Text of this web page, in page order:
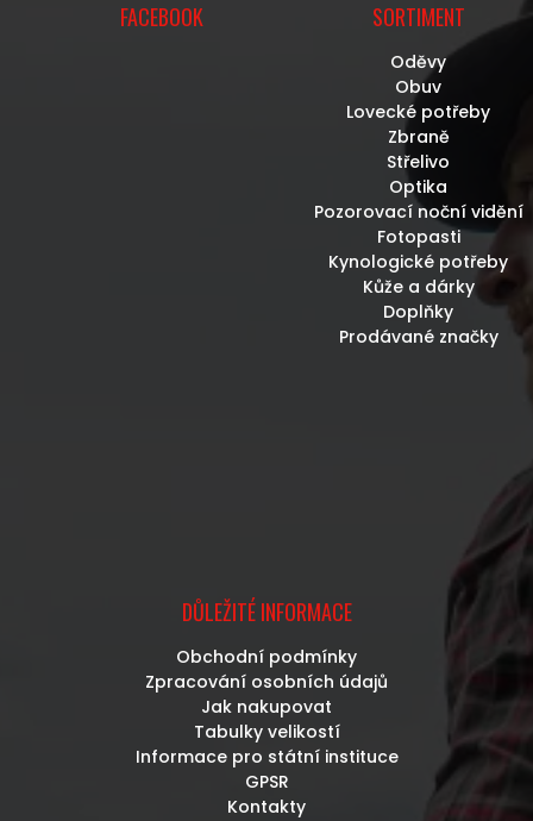
FACEBOOK SORTIMENT
Oděvy
Obuv
Lovecké potřeby
Zbraně
Střelivo
Optika
Pozorovací noční vidění
Fotopasti
Kynologické potřeby
Kůže a dárky
Doplňky
Prodávané značky
DŮLEŽITÉ INFORMACE
Obchodní podmínky
Zpracování osobních údajů
Jak nakupovat
Tabulky velikostí
Informace pro státní instituce
GPSR
Kontakty